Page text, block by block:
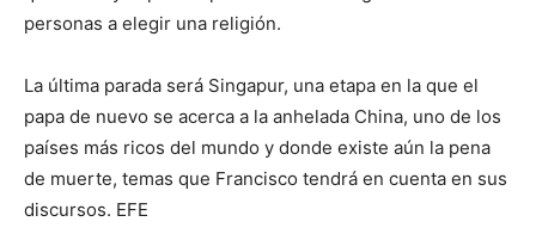
personas a elegir una religión.
La última parada será Singapur, una etapa en la que el
papa de nuevo se acerca a la anhelada China, uno de los
países más ricos del mundo y donde existe aún la pena
de muerte, temas que Francisco tendrá en cuenta en sus
discursos. EFE